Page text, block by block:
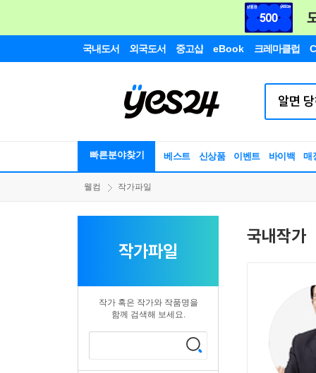
국내도서 외국도서 중고샵 eBook 크레마클럽
빠른분야찾기 베스트 신상품 이벤트 바이백 매
웰컴 작가파일
작가파일
작가 혹은 작가와 작품명을
함께 검색해 보세요.
국내작가